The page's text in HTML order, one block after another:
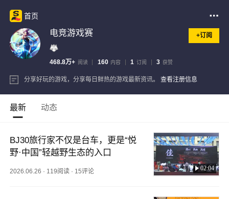
首页
电竞游戏赛 +订阅
468.8万+ 阅读 160 内容 1 订阅 3 获赞
分享好玩的游戏，分享每日鲜热的游戏最新资讯。 查看注册信息
最新 动态
BJ30旅行家不仅是台车，更是“悦
野·中国”轻越野生态的入口
02:04
2026.06.26 · 119阅读 · 15评论